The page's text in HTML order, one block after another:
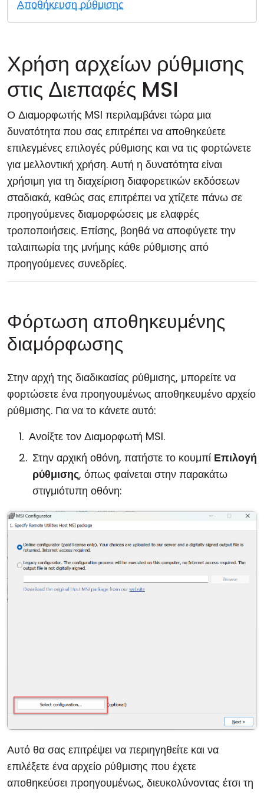
Αποθήκευση ρύθμισης
Χρήση αρχείων ρύθμισης
στις Διεπαφές MSI
Ο Διαμορφωτής MSI περιλαμβάνει τώρα μια
δυνατότητα που σας επιτρέπει να αποθηκεύετε
επιλεγμένες επιλογές ρύθμισης και να τις φορτώνετε
για μελλοντική χρήση. Αυτή η δυνατότητα είναι
χρήσιμη για τη διαχείριση διαφορετικών εκδόσεων
σταδιακά, καθώς σας επιτρέπει να χτίζετε πάνω σε
προηγούμενες διαμορφώσεις με ελαφρές
τροποποιήσεις. Επίσης, βοηθά να αποφύγετε την
ταλαιπωρία της μνήμης κάθε ρύθμισης από
προηγούμενες συνεδρίες.
Φόρτωση αποθηκευμένης
διαμόρφωσης
Στην αρχή της διαδικασίας ρύθμισης, μπορείτε να
φορτώσετε ένα προηγουμένως αποθηκευμένο αρχείο
ρύθμισης. Για να το κάνετε αυτό:
Ανοίξτε τον Διαμορφωτή MSI.
Στην αρχική οθόνη, πατήστε το κουμπί Επιλογή
ρύθμισης, όπως φαίνεται στην παρακάτω
στιγμιότυπη οθόνη:
Αυτό θα σας επιτρέψει να περιηγηθείτε και να
επιλέξετε ένα αρχείο ρύθμισης που έχετε
αποθηκεύσει προηγουμένως, διευκολύνοντας έτσι τη
Cloud & Τοπική Εγκατάσταση